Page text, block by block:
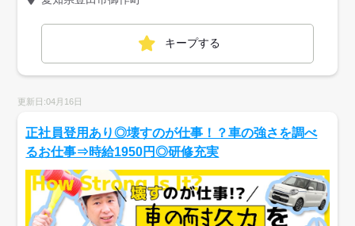
キープする
更新日:04月16日
正社員登用あり◎壊すのが仕事！？車の強さを調べ
るお仕事⇒時給1950円◎研修充実